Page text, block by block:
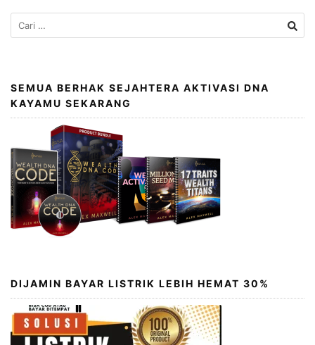
SEMUA BERHAK SEJAHTERA AKTIVASI DNA
KAYAMU SEKARANG
DIJAMIN BAYAR LISTRIK LEBIH HEMAT 30%